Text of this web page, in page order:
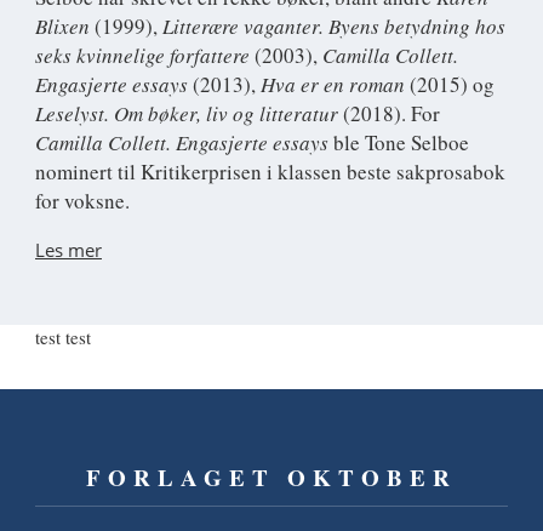
Blixen (1999),Litterære vaganter. Byens betydning hos
seks kvinnelige forfattere (2003), Camilla Collett.
Engasjerte essays(2013),Hva er en roman (2015) og
Leselyst. Om bøker, liv og litteratur(2018). For
Camilla Collett. Engasjerte essaysble Tone Selboe
nominert til Kritikerprisen i klassen beste sakprosabok
for voksne.
Les mer
test test
FORLAGET OKTOBER